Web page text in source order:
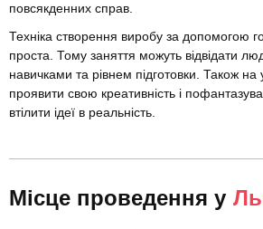
повсякденних справ.
Техніка створення виробу за допомогою
проста. Тому заняття можуть відвідати
навичками та рівнем підготовки. Також на
проявити свою креативність і
втілити ідеї в реальність.
Місце проведення у